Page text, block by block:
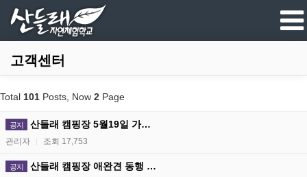
고객센터
Total 101 Posts, Now 2 Page
공지 산들래 캠핑장 5월19일 가…
관리자 | 조회 17,753
공지 산들래 캠핑장 애완견 동행 …